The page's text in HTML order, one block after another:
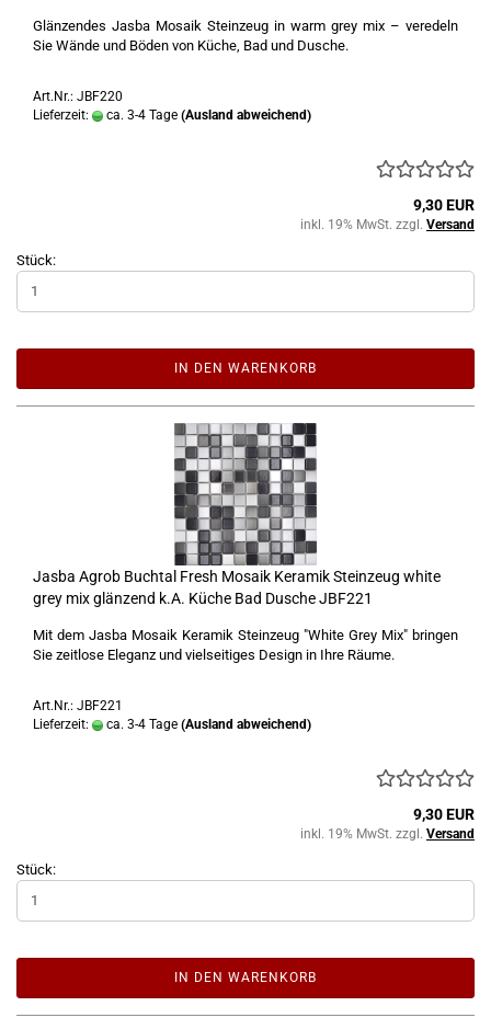
Glänzendes Jasba Mosaik Steinzeug in warm grey mix – veredeln
Sie Wände und Böden von Küche, Bad und Dusche.
Art.Nr.: JBF220
Lieferzeit:
ca. 3-4 Tage (Ausland abweichend)
9,30 EUR
inkl. 19% MwSt. zzgl. Versand
Stück:
IN DEN WARENKORB
Jasba Agrob Buchtal Fresh Mosaik Keramik Steinzeug white
grey mix glänzend k.A. Küche Bad Dusche JBF221
Mit dem Jasba Mosaik Keramik Steinzeug "White Grey Mix" bringen
Sie zeitlose Eleganz und vielseitiges Design in Ihre Räume.
Art.Nr.: JBF221
Lieferzeit:
ca. 3-4 Tage (Ausland abweichend)
9,30 EUR
inkl. 19% MwSt. zzgl. Versand
Stück:
IN DEN WARENKORB